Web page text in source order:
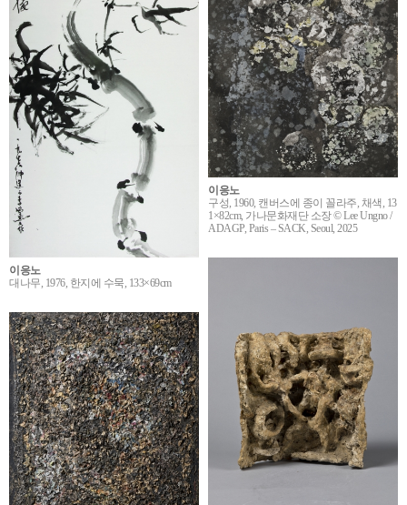
이응노
대나무, 1976, 한지에 수묵, 133×69cm
이응노
구성, 1960, 캔버스에 종이 꼴라주, 채색, 13
1×82cm, 가나문화재단 소장 © Lee Ungno /
ADAGP, Paris – SACK, Seoul, 2025